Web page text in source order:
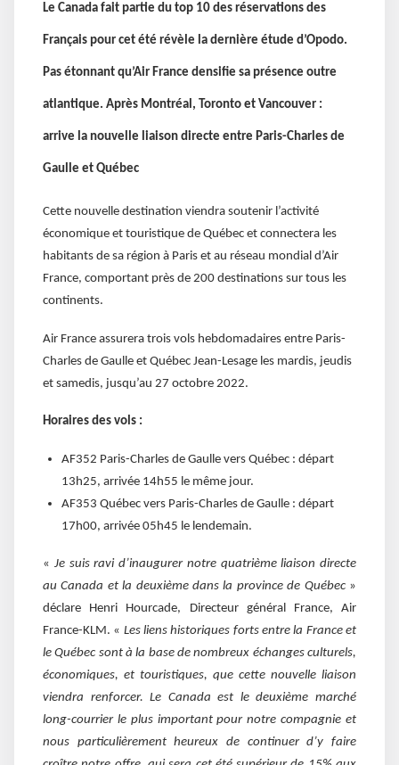
Le Canada fait partie du top 10 des réservations des
Français pour cet été révèle la dernière étude d’Opodo.
Pas étonnant qu’Air France densifie sa présence outre
atlantique. Après Montréal, Toronto et Vancouver :
arrive la nouvelle liaison directe entre Paris-Charles de
Gaulle et Québec
Cette nouvelle destination viendra soutenir l’activité
économique et touristique de Québec et connectera les
habitants de sa région à Paris et au réseau mondial d’Air
France, comportant près de 200 destinations sur tous les
continents.
Air France assurera trois vols hebdomadaires entre Paris-
Charles de Gaulle et Québec Jean-Lesage les mardis, jeudis
et samedis, jusqu’au 27 octobre 2022.
Horaires des vols :
AF352 Paris-Charles de Gaulle vers Québec : départ
13h25, arrivée 14h55 le même jour.
AF353 Québec vers Paris-Charles de Gaulle : départ
17h00, arrivée 05h45 le lendemain.
« Je suis ravi d’inaugurer notre quatrième liaison directe
au Canada et la deuxième dans la province de Québec»
déclare Henri Hourcade, Directeur général France, Air
France-KLM. « Les liens historiques forts entre la France et
le Québec sont à la base de nombreux échanges culturels,
économiques, et touristiques, que cette nouvelle liaison
viendra renforcer. Le Canada est le deuxième marché
long-courrier le plus important pour notre compagnie et
nous particulièrement heureux de continuer d’y faire